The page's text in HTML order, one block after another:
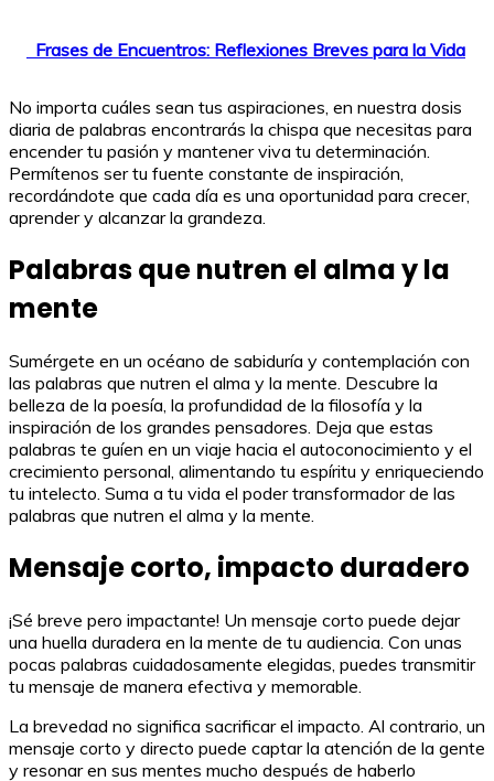
Frases de Encuentros: Reflexiones Breves para la Vida
No importa cuáles sean tus aspiraciones, en nuestra dosis
diaria de palabras encontrarás la chispa que necesitas para
encender tu pasión y mantener viva tu determinación.
Permítenos ser tu fuente constante de inspiración,
recordándote que cada día es una oportunidad para crecer,
aprender y alcanzar la grandeza.
Palabras que nutren el alma y la
mente
Sumérgete en un océano de sabiduría y contemplación con
las palabras que nutren el alma y la mente. Descubre la
belleza de la poesía, la profundidad de la filosofía y la
inspiración de los grandes pensadores. Deja que estas
palabras te guíen en un viaje hacia el autoconocimiento y el
crecimiento personal, alimentando tu espíritu y enriqueciendo
tu intelecto. Suma a tu vida el poder transformador de las
palabras que nutren el alma y la mente.
Mensaje corto, impacto duradero
¡Sé breve pero impactante! Un mensaje corto puede dejar
una huella duradera en la mente de tu audiencia. Con unas
pocas palabras cuidadosamente elegidas, puedes transmitir
tu mensaje de manera efectiva y memorable.
La brevedad no significa sacrificar el impacto. Al contrario, un
mensaje corto y directo puede captar la atención de la gente
y resonar en sus mentes mucho después de haberlo